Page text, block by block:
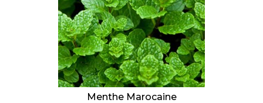
Menthe Marocaine